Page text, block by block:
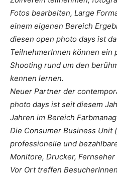
Fotos bearbeiten, Large
einem eigenen Bereich
diesen open photo days ist
TeilnehmerInnen können ein
Shooting rund um den
kennen lernen.
Neuer Partner der
photo days ist seit diesem
Jahren im Bereich
Die Consumer Business Unit
professionelle und
Monitore, Drucker, Fernseher
Vor Ort treffen